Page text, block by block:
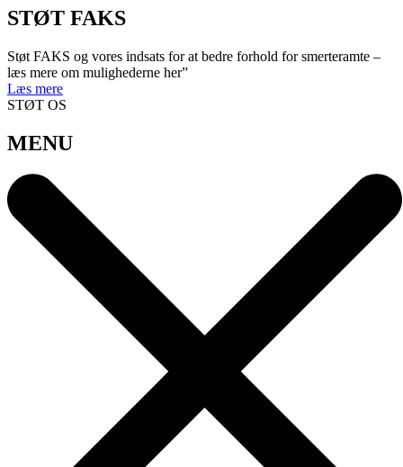
STØT FAKS
Støt FAKS og vores indsats for at bedre forhold for smerteramte –
læs mere om mulighederne her”
Læs mere
STØT OS
MENU